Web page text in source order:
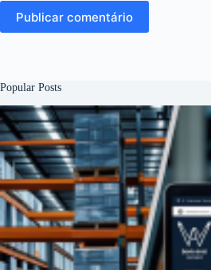
Publicar comentário
Popular Posts